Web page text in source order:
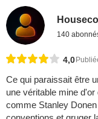
140
4,0
Ce qui paraissait être
une véritable mine
comme Stanley